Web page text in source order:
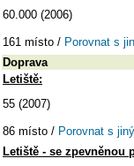
60.000 (2006)
161 místo / Porovnat s
Doprava
Letiště:
55 (2007)
86 místo / Porovnat s
Letiště - se zpevněnou